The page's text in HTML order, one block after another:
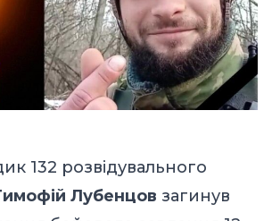
132 розвідувального
Лубенцов загинув